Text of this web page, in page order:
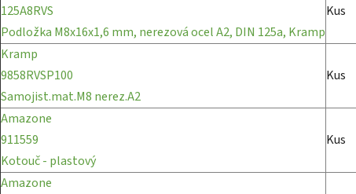
125A8RVS
Podložka M8x16x1,6 mm, nerezová ocel A2, DIN 125a, Kramp
Kus
Kramp
9858RVSP100
Samojist.mat.M8 nerez.A2
Kus
Amazone
911559
Kotouč - plastový
Kus
Amazone